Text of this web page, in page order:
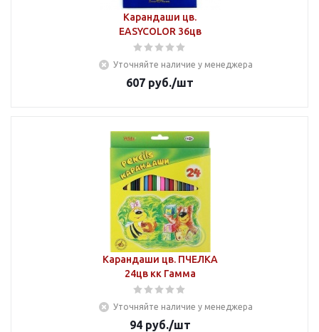
Карандаши цв.
EASYCOLOR 36цв
Уточняйте наличие у менеджера
607 руб./шт
Карандаши цв. ПЧЕЛКА
24цв кк Гамма
Уточняйте наличие у менеджера
94руб./шт